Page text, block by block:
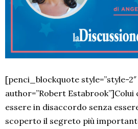
[penci_blockquote style=”style-2″
author=”Robert
essere in disaccordo senza
scoperto il segreto più